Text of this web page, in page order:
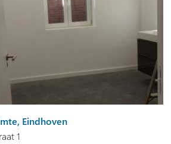
Eindhoven
1